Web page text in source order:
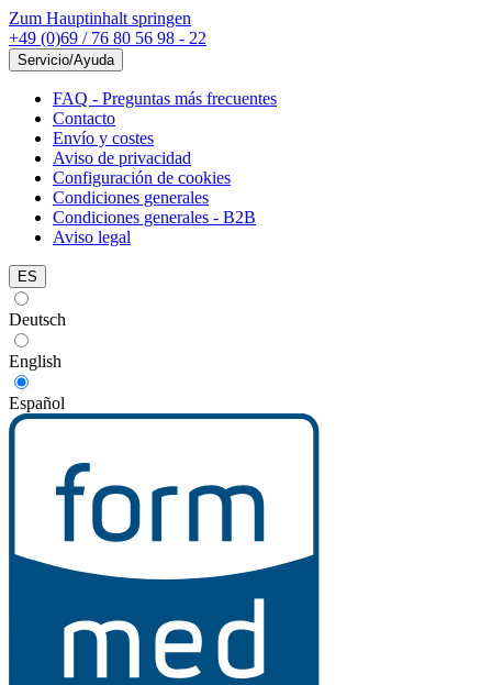
Zum Hauptinhalt springen
+49 (0)69 / 76 80 56 98 - 22
Servicio/Ayuda
FAQ - Preguntas más frecuentes
Contacto
Envío y costes
Aviso de privacidad
Configuración de cookies
Condiciones generales
Condiciones generales - B2B
Aviso legal
ES
Deutsch
English
Español